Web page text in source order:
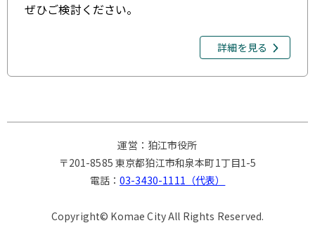
ぜひご検討ください。
詳細を見る
運営：狛江市役所
〒201-8585 東京都狛江市和泉本町1丁目1-5
電話：03-3430-1111（代表）
Copyright© Komae City All Rights Reserved.